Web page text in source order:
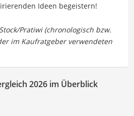
Ideen begeistern!
2026 im Überblick